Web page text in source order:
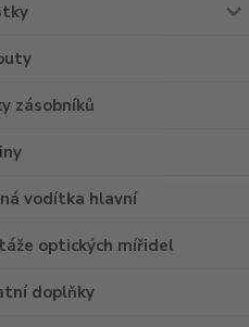
zásobníků
vodítka hlavní
optických mířidel
doplňky